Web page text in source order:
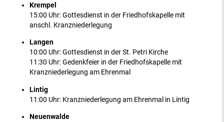
Krempel
15:00 Uhr: Gottesdienst in der Friedhofskapelle mit
anschl. Kranzniederlegung
Langen
10:00 Uhr: Gottesdienst in der St. Petri Kirche
11:30 Uhr: Gedenkfeier in der Friedhofskapelle mit
Kranzniederlegung am Ehrenmal
Lintig
11:00 Uhr: Kranzniederlegung am Ehrenmal in Lintig
Neuenwalde